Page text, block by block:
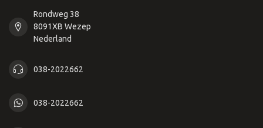
Rondweg 38
8091XB Wezep
Nederland
038-2022662
038-2022662